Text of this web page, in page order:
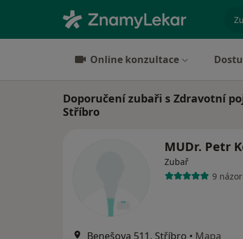
Online konzultace
Doporučení zubaři s Zdravotní
Stříbro
MUDr. Petr
Zubař
9
Benešova 511, Stříbro • Mapa